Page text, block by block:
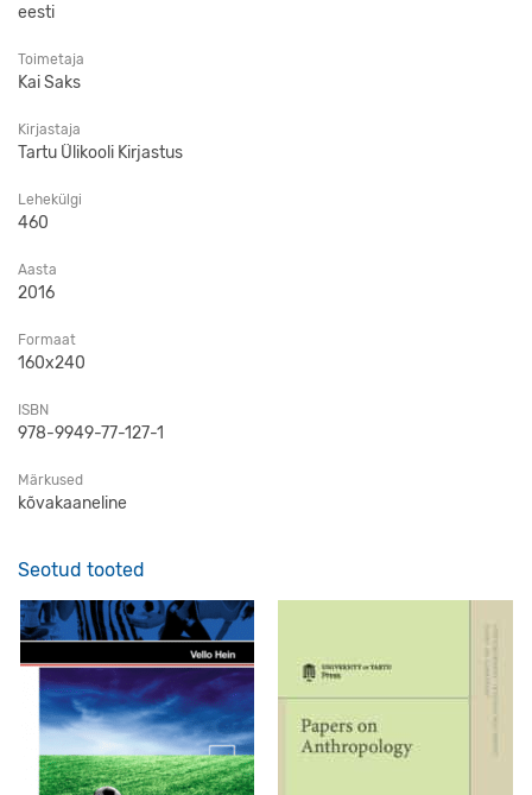
eesti
Toimetaja
Kai Saks
Kirjastaja
Tartu Ülikooli Kirjastus
Lehekülgi
460
Aasta
2016
Formaat
160x240
ISBN
978-9949-77-127-1
Märkused
kõvakaaneline
Seotud tooted